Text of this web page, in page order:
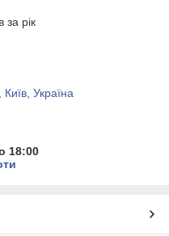
за рік
Україна
18:00